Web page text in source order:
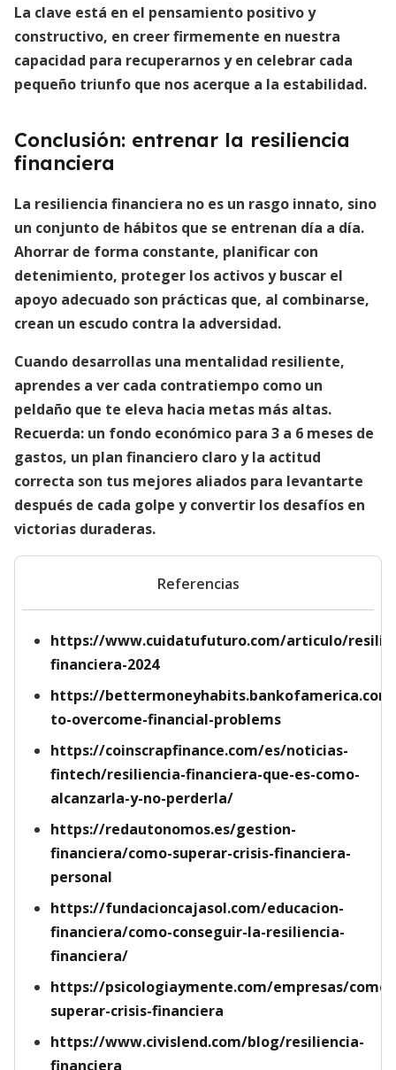
La clave está en el pensamiento positivo y
constructivo, en creer firmemente en nuestra
capacidad para recuperarnos y en celebrar cada
pequeño triunfo que nos acerque a la estabilidad.
Conclusión: entrenar la resiliencia
financiera
La resiliencia financiera no es un rasgo innato, sino
un conjunto de hábitos que se entrenan día a día.
Ahorrar de forma constante, planificar con
detenimiento, proteger los activos y buscar el
apoyo adecuado son prácticas que, al combinarse,
crean un escudo contra la adversidad.
Cuando desarrollas una mentalidad resiliente,
aprendes a ver cada contratiempo como un
peldaño que te eleva hacia metas más altas.
Recuerda: un fondo económico para 3 a 6 meses de
gastos, un plan financiero claro y la actitud
correcta son tus mejores aliados para levantarte
después de cada golpe y convertir los desafíos en
victorias duraderas.
Referencias
https://www.cuidatufuturo.com/articulo/
financiera-2024
https://
to-overcome-financial-problems
https://coinscrapfinance.com/es/noticias-
fintech/resiliencia-financiera-que-es-como-
alcanzarla-y-no-perderla/
https://redautonomos.es/gestion-
financiera/como-superar-crisis-financiera-
personal
https://fundacioncajasol.com/educacion-
financiera/como-conseguir-la-resiliencia-
financiera/
https://psicologiaymente.com/empresas/como-
superar-crisis-financiera
https://www.civislend.com/blog/resiliencia-
financiera